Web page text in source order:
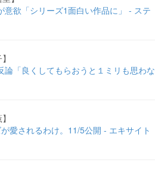
意欲「シリーズ1面白い作品に」 - ステ
「良くしてもらおうと１ミリも思わな
愛されるわけ。11/5公開 - エキサイト